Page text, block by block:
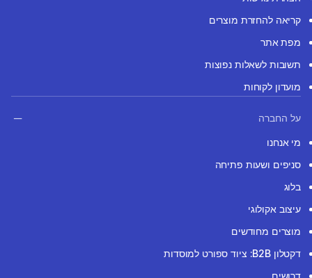
קריאה להחזרת מוצרים
מפת אתר
תשובות לשאלות נפוצות
מועדון לקוחות
על החברה
מי אנחנו
סניפים ושעות פתיחה
בלוג
עיצוב אקולוגי
מוצרים מחודשים
דקטלון B2B: ציוד ספורט למוסדות
דרושים